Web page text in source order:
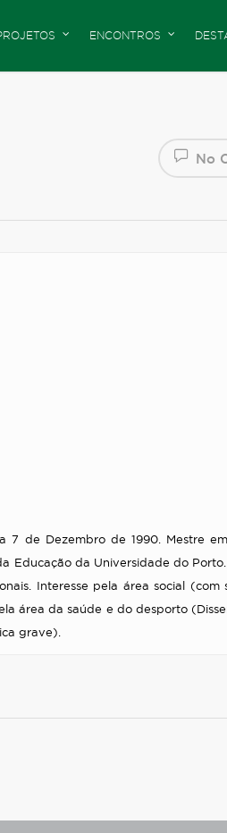
ENCONTROS
No
7 de Dezembro de 1990. Mestre
Educação da Universidade do
Interesse pela área social (com
área da saúde e do desporto
grave).